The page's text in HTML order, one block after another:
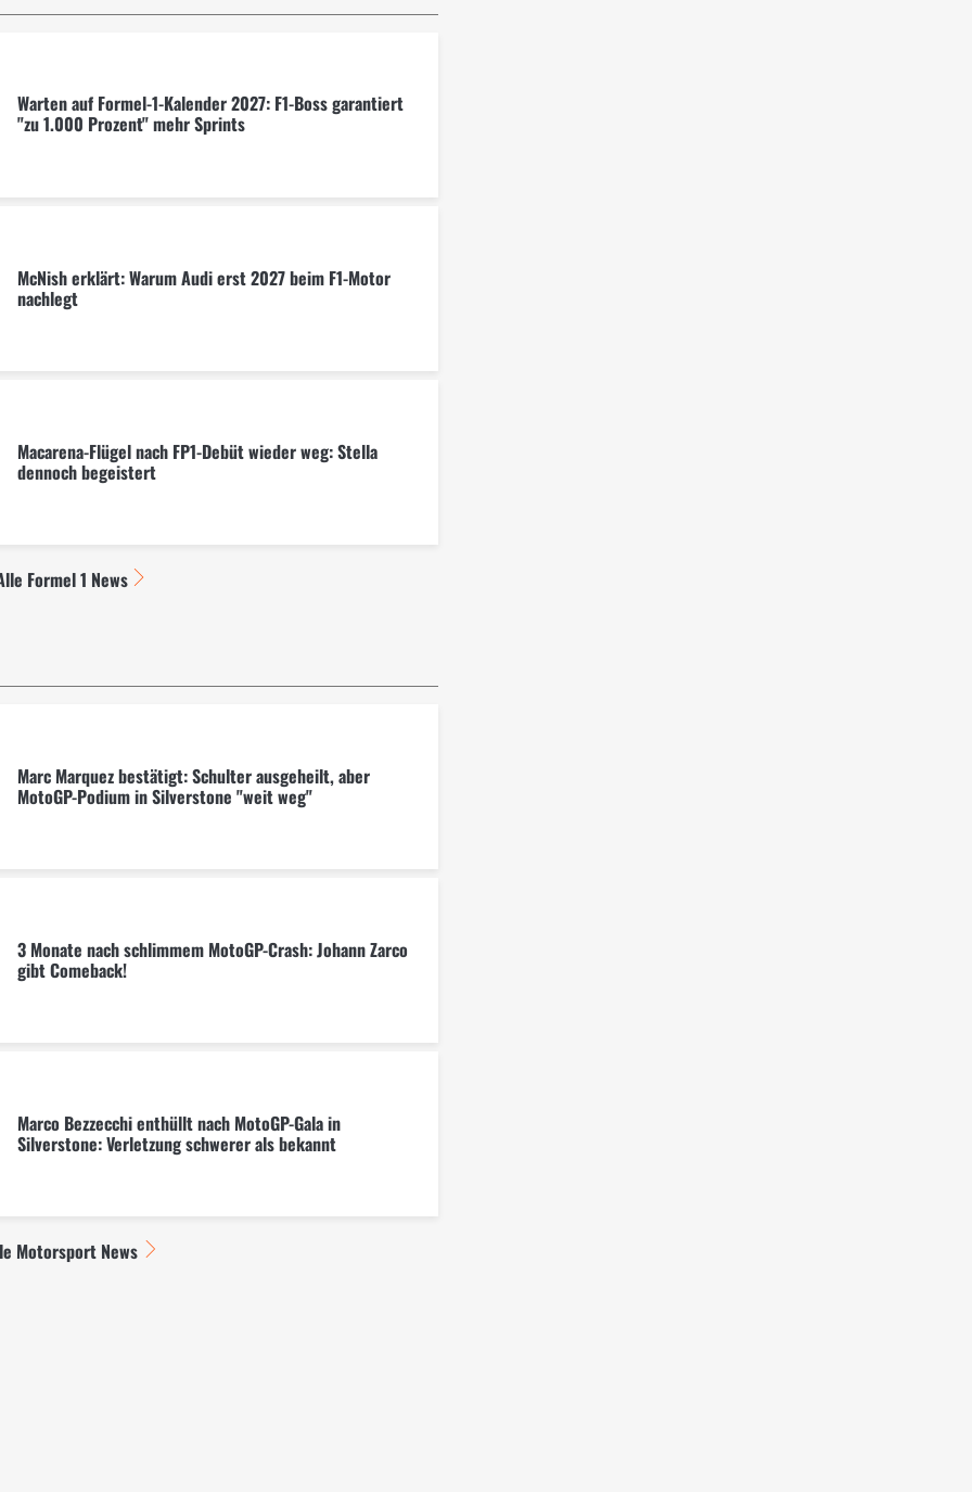
Warten auf Formel-1-Kalender 2027: F1-Boss garantiert
"zu 1.000 Prozent" mehr Sprints
McNish erklärt: Warum Audi erst 2027 beim F1-Motor
nachlegt
Macarena-Flügel nach FP1-Debüt wieder weg: Stella
dennoch begeistert
Formel 1 News
Marc Marquez bestätigt: Schulter ausgeheilt, aber
MotoGP-Podium in Silverstone "weit weg"
3 Monate nach schlimmem MotoGP-Crash: Johann Zarco
gibt Comeback!
Marco Bezzecchi enthüllt nach MotoGP-Gala in
Silverstone: Verletzung schwerer als bekannt
Motorsport News